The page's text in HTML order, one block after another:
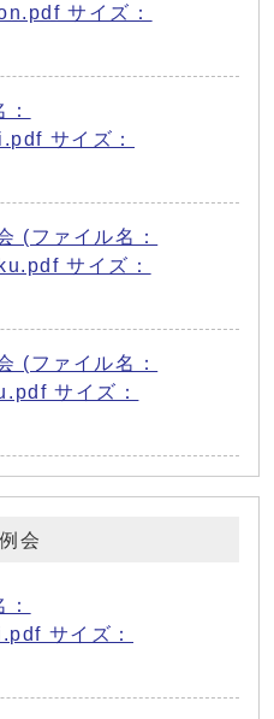
サイズ：
サイズ：
(ファイル名：
サイズ：
(ファイル名：
サイズ：
会
サイズ：